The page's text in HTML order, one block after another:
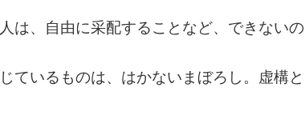
は、自由に采配することなど、できないの
ているものは、はかないまぼろし。虚構と